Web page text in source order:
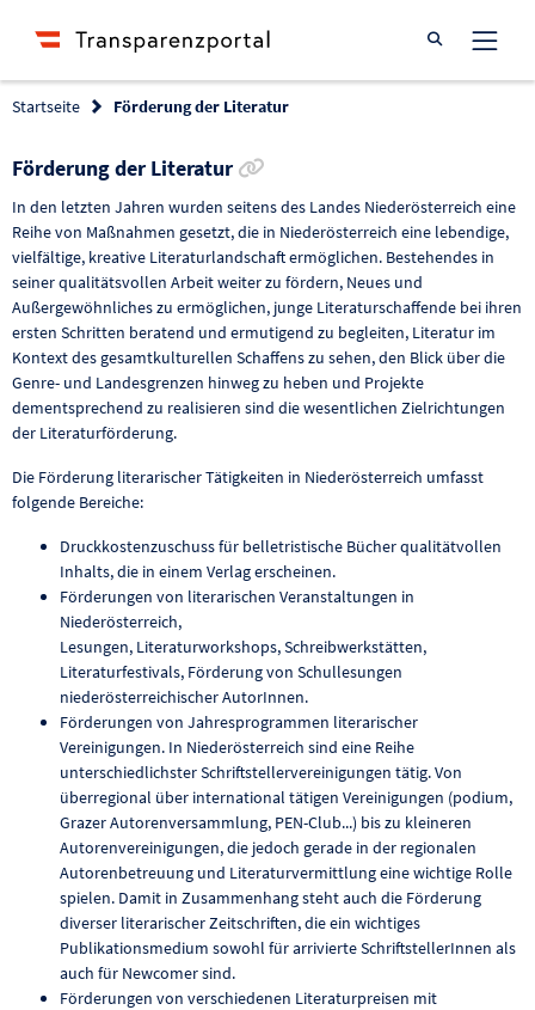
Suche öffnen
Startseite Förderung der Literatur
Förderung der Literatur
In den letzten Jahren wurden seitens des Landes Niederösterreich eine
Reihe von Maßnahmen gesetzt, die in Niederösterreich eine lebendige,
vielfältige, kreative Literaturlandschaft ermöglichen. Bestehendes in
seiner qualitätsvollen Arbeit weiter zu fördern, Neues und
Außergewöhnliches zu ermöglichen, junge Literaturschaffende bei ihren
ersten Schritten beratend und ermutigend zu begleiten, Literatur im
Kontext des gesamtkulturellen Schaffens zu sehen, den Blick über die
Genre- und Landesgrenzen hinweg zu heben und Projekte
dementsprechend zu realisieren sind die wesentlichen Zielrichtungen
der Literaturförderung.
Die Förderung literarischer Tätigkeiten in Niederösterreich umfasst
folgende Bereiche:
Druckkostenzuschuss für belletristische Bücher qualitätvollen
Inhalts, die in einem Verlag erscheinen.
Förderungen von literarischen Veranstaltungen in
Niederösterreich,
Lesungen, Literaturworkshops, Schreibwerkstätten,
Literaturfestivals, Förderung von Schullesungen
niederösterreichischer AutorInnen.
Förderungen von Jahresprogrammen literarischer
Vereinigungen. In Niederösterreich sind eine Reihe
unterschiedlichster Schriftstellervereinigungen tätig. Von
überregional über international tätigen Vereinigungen (podium,
Grazer Autorenversammlung, PEN-Club...) bis zu kleineren
Autorenvereinigungen, die jedoch gerade in der regionalen
Autorenbetreuung und Literaturvermittlung eine wichtige Rolle
spielen. Damit in Zusammenhang steht auch die Förderung
diverser literarischer Zeitschriften, die ein wichtiges
Publikationsmedium sowohl für arrivierte SchriftstellerInnen als
auch für Newcomer sind.
Förderungen von verschiedenen Literaturpreisen mit